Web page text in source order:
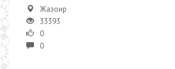
Жазоир
33393
0
0